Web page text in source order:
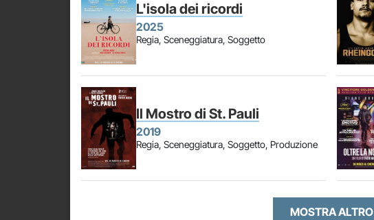
L'isola dei ricordi
2025
Regia, Sceneggiatura, Soggetto
Il Mostro di St. Pauli
2019
Regia, Sceneggiatura, Soggetto, Produzione
MOSTRA ALTRO